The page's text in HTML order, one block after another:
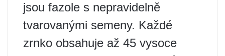
jsou fazole s nepravidelně
tvarovanými semeny. Každé
zrnko obsahuje až 45 vysoce